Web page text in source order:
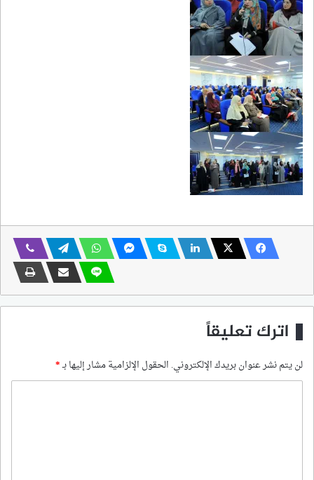
اترك تعليقاً
لن يتم نشر عنوان بريدك الإلكتروني. الحقول الإلزامية مشار إليها بـ*